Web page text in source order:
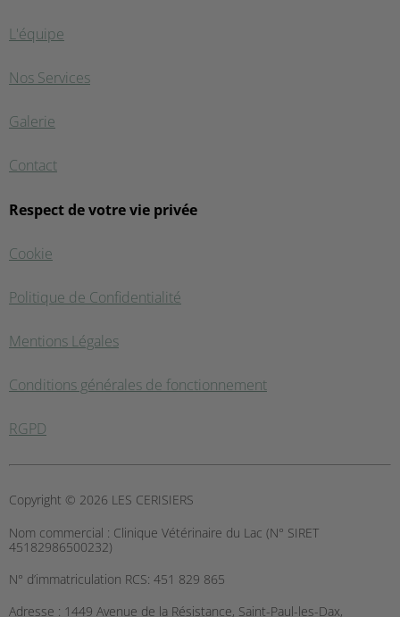
L'équipe
Nos Services
Galerie
Contact
Respect de votre vie privée
Cookie
Politique de Confidentialité
Mentions Légales
Conditions générales de fonctionnement
RGPD
Copyright © 2026 LES CERISIERS
Nom commercial : Clinique Vétérinaire du Lac (N° SIRET
45182986500232)
N° d’immatriculation RCS: 451 829 865
Adresse : 1449 Avenue de la Résistance, Saint-Paul-les-Dax,